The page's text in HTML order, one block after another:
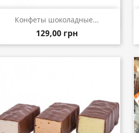
Конфеты шоколадные...
129,00 грн
Быстрый просмотр